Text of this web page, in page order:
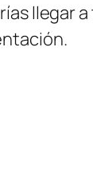
llegar